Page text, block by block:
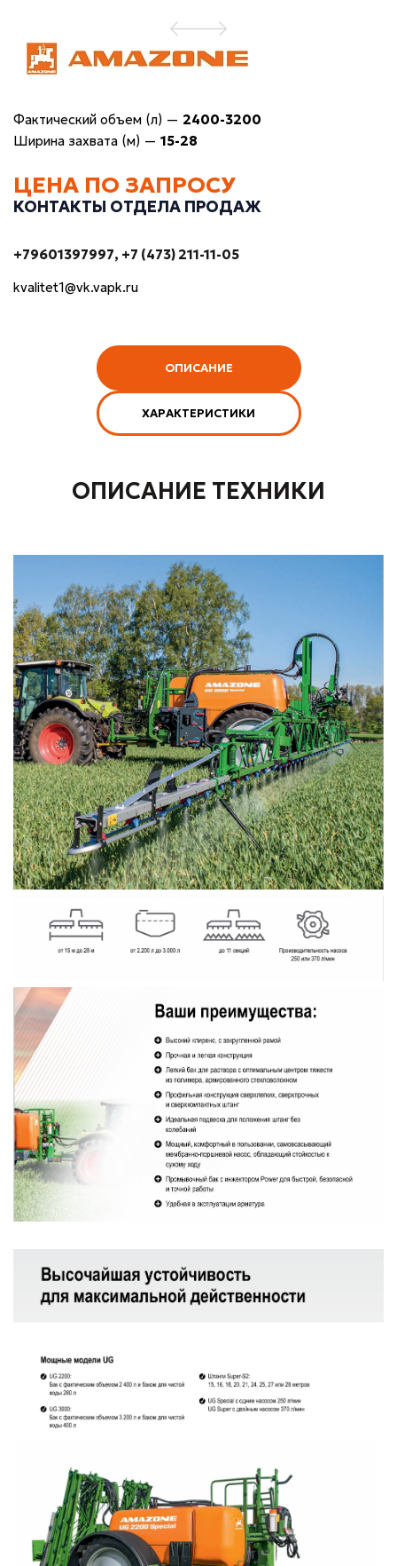
Фактический объем (л) — 2400-3200
Ширина захвата (м) — 15-28
ЦЕНА ПО ЗАПРОСУ
КОНТАКТЫ ОТДЕЛА ПРОДАЖ
+79601397997 +7 (473) 211-11-05
kvalitet1@vk.vapk.ru
ОПИСАНИЕ
ХАРАКТЕРИСТИКИ
ОПИСАНИЕ ТЕХНИКИ